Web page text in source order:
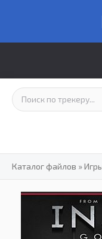
Каталог файлов »